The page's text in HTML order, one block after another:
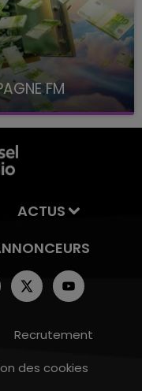
FM
à 8H10
ACTUS
Recrutement
des cookies